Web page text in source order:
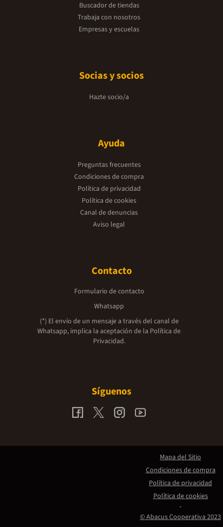
Buscador de tiendas
Trabaja con nosotros
Empresas y escuelas
Socias y socios
Hazte socio/a
Ayuda
Preguntas frecuentes
Condiciones de compra
Política de privacidad
Política de cookies
Canal de denuncias
Aviso legal
Contacto
Formulario de contacto
Whatsapp
(*) El envío de un mensaje a través del canal de
Whatsapp, implica la aceptación de la Política de
Privacidad.
Síguenos
© Abacus Cooperativa 2023
Mapa del Sitio
Condiciones de compra
Política de privacidad
Política de cookies